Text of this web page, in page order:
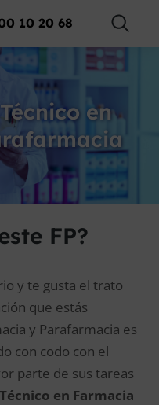
10 20 68
en
FP?
y te gusta el trato
que estás
y Parafarmacia es
con codo con el
parte de sus tareas
Técnico en Farmacia